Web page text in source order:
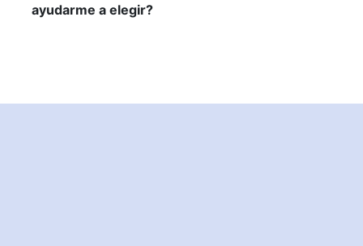
ayudarme a elegir?